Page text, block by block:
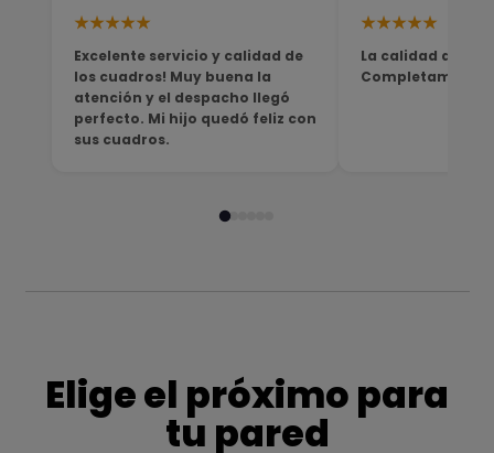
★★★★★
Excelente servicio y calidad de
los cuadros! Muy buena la
atención y el despacho llegó
perfecto. Mi hijo quedó feliz con
sus cuadros.
★★★★★
La calidad del
Completamente
Elige el próximo para
tu pared